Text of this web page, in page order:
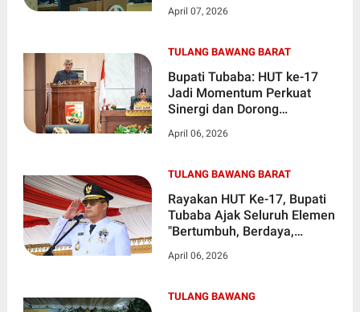
April 07, 2026
TULANG BAWANG BARAT
Bupati Tubaba: HUT ke-17
Jadi Momentum Perkuat
Sinergi dan Dorong
April 06, 2026
TULANG BAWANG BARAT
Rayakan HUT Ke-17, Bupati
Tubaba Ajak Seluruh Elemen
"Bertumbuh, Berdaya,
April 06, 2026
TULANG BAWANG